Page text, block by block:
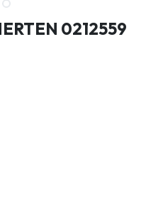
0212559